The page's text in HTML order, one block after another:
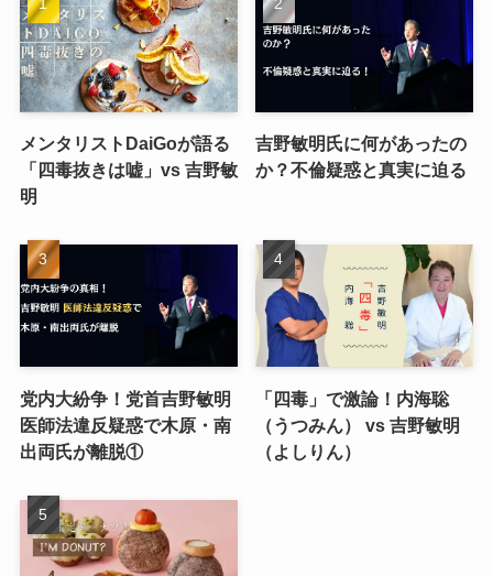
メンタリストDaiGoが語る
「四毒抜きは嘘」vs 吉野敏
明
吉野敏明氏に何があったの
か？不倫疑惑と真実に迫る
党内大紛争！党首吉野敏明
医師法違反疑惑で木原・南
出両氏が離脱①
「四毒」で激論！内海聡
（うつみん） vs 吉野敏明
（よしりん）